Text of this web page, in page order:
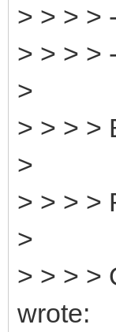
> > > >
> > > >
>
> > > >
>
> > > >
>
> > > >
wrote: